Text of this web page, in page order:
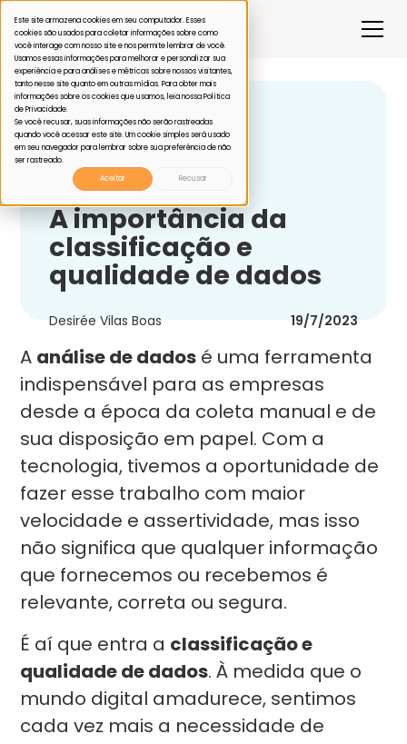
Este site armazena cookies em seu computador. Esses
cookies são usados para coletar informações sobre como
você interage com nosso site e nos permite lembrar de você.
Usamos essas informações para melhorar e personalizar sua
experiência e para análises e métricas sobre nossos visitantes,
tanto nesse site quanto em outras mídias. Para obter mais
informações sobre os cookies que usamos, leia nossa Política
de Privacidade.
Se você recusar, suas informações não serão rastreadas
quando você acessar este site. Um cookie simples será usado
em seu navegador para lembrar sobre sua preferência de não
ser rastreado.
Aceitar
Recusar
Voltar
Produto
A importância da
classificação e
qualidade de dados
Desirée Vilas Boas 19/7/2023
A análise de dados é uma ferramenta
indispensável para as empresas
desde a época da coleta manual e de
sua disposição em papel. Com a
tecnologia, tivemos a oportunidade de
fazer esse trabalho com maior
velocidade e assertividade, mas isso
não significa que qualquer informação
que fornecemos ou recebemos é
relevante, correta ou segura.
É aí que entra a classificação e
qualidade de dados. À medida que o
mundo digital amadurece, sentimos
cada vez mais a necessidade de